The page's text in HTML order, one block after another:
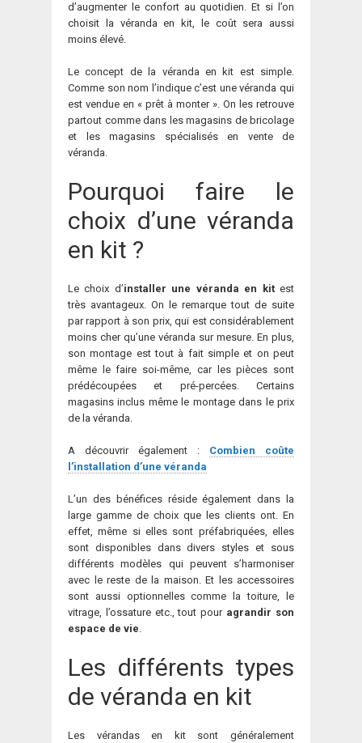
d’augmenter le confort au quotidien. Et si l’on
choisit la véranda en kit, le coût sera aussi
moins élevé.
Le concept de la véranda en kit est simple.
Comme son nom l’indique c’est une véranda qui
est vendue en « prêt à monter ». On les retrouve
partout comme dans les magasins de bricolage
et les magasins spécialisés en vente de
véranda.
Pourquoi faire le
choix d’une véranda
en kit ?
Le choix d’installer une véranda en kitest
très avantageux. On le remarque tout de suite
par rapport à son prix, qui est considérablement
moins cher qu’une véranda sur mesure. En plus,
son montage est tout à fait simple et on peut
même le faire soi-même, car les pièces sont
prédécoupées et pré-percées. Certains
magasins inclus même le montage dans le prix
de la véranda.
A découvrir également : Combien coûte
l’installation d’une véranda
L’un des bénéfices réside également dans la
large gamme de choix que les clients ont. En
effet, même si elles sont préfabriquées, elles
sont disponibles dans divers styles et sous
différents modèles qui peuvent s’harmoniser
avec le reste de la maison. Et les accessoires
sont aussi optionnelles comme la toiture, le
vitrage, l’ossature etc., tout pour agrandir son
espace de vie.
Les différents types
de véranda en kit
Les vérandas en kit sont généralement